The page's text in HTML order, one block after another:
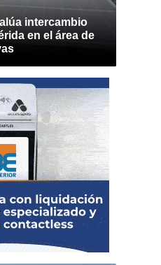
intercambio
en el área de